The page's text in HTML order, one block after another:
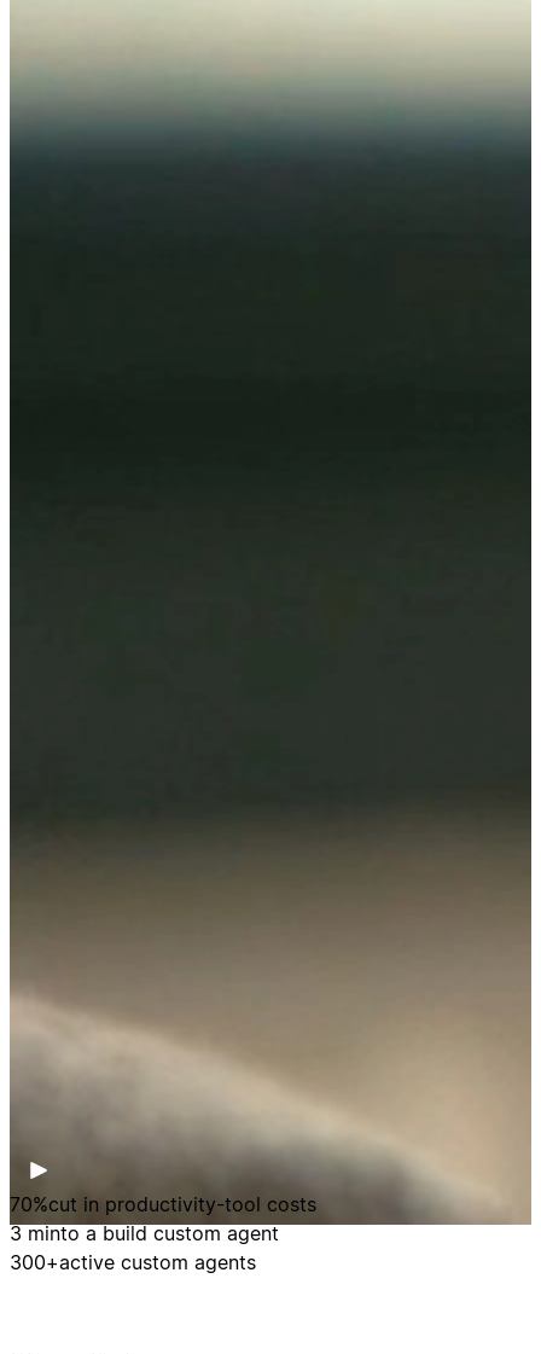
70%cut in productivity-tool costs
3 minto a build custom agent
300+active custom agents